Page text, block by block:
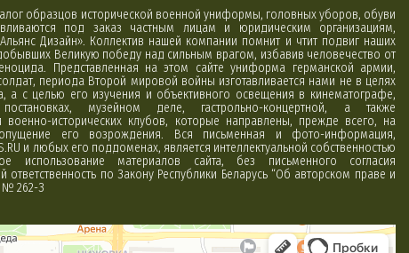
образцов исторической военной униформы, головных уборов, обуви
под заказ частным лицам и юридическим организациям,
Дизайн». Коллектив нашей компании помнит и чтит подвиг наших
Великую победу над сильным врагом, избавив человечество от
Представленная на этом сайте униформа германской армии,
периода Второй мировой войны изготавливается нами не в целях
с целью его изучения и объективного освещения в кинематографе,
постановках, музейном деле, гастрольно-концертной, а также
военно-исторических клубов, которые направлены, прежде всего, на
его возрождения. Вся письменная и фото-информация,
и любых его поддоменах, является интеллектуальной собственностью
материалов сайта, без письменного согласия
ответственность по Закону Республики Беларусь “Об авторском праве и
№ 262-З